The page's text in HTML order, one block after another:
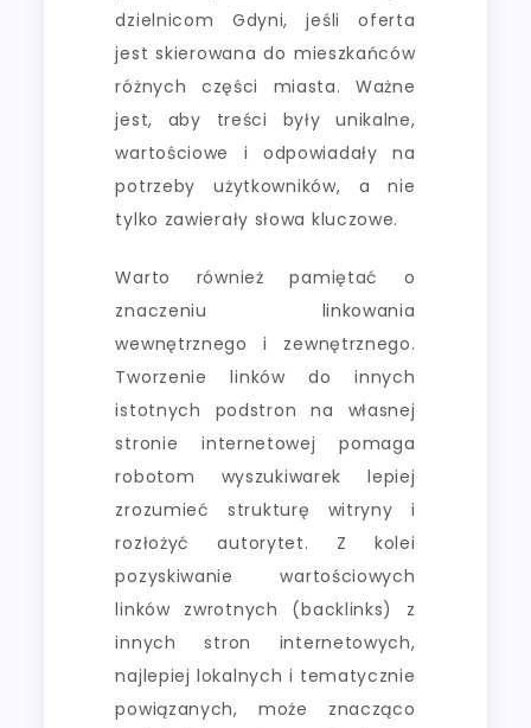
dzielnicom Gdyni, jeśli oferta
jest skierowana do mieszkańców
różnych części miasta. Ważne
jest, aby treści były unikalne,
wartościowe i odpowiadały na
potrzeby użytkowników, a nie
tylko zawierały słowa kluczowe.
Warto również pamiętać o
znaczeniu linkowania
wewnętrznego i zewnętrznego.
Tworzenie linków do innych
istotnych podstron na własnej
stronie internetowej pomaga
robotom wyszukiwarek lepiej
zrozumieć strukturę witryny i
rozłożyć autorytet. Z kolei
pozyskiwanie wartościowych
linków zwrotnych (backlinks) z
innych stron internetowych,
najlepiej lokalnych i tematycznie
powiązanych, może znacząco